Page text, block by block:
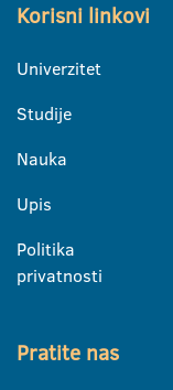
Korisni linkovi
Univerzitet
Studije
Nauka
Upis
Politika
privatnosti
Pratite nas